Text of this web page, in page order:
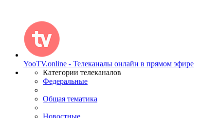
YooTV.online - Телеканалы онлайн в прямом эфире
Категории телеканалов
Федеральные
Общая тематика
Новостные